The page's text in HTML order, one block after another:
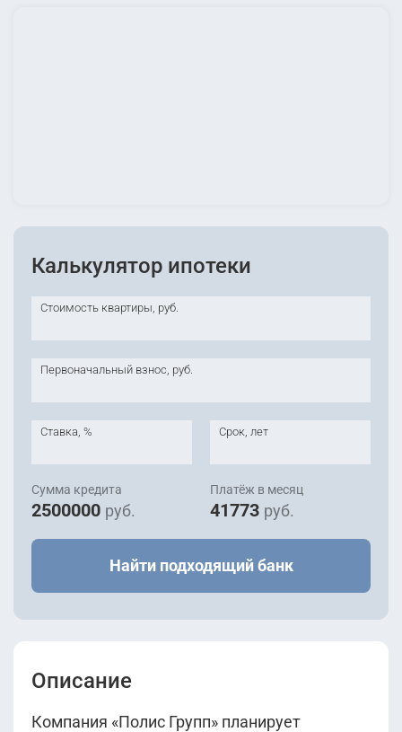
Калькулятор ипотеки
Стоимость квартиры, руб.
Первоначальный взнос, руб.
Ставка, % Срок, лет
Сумма кредита
2500000 руб.
Платёж в месяц
41773 руб.
Найти подходящий банк
Описание
Компания «Полис Групп» планирует